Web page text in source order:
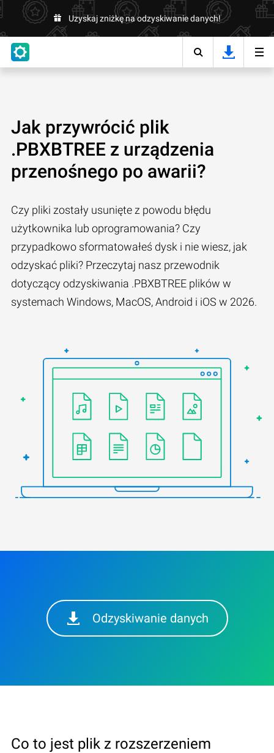
Uzyskaj zniżkę na odzyskiwanie danych!
Jak przywrócić plik
.PBXBTREE z urządzenia
przenośnego po awarii?
Czy pliki zostały usunięte z powodu błędu
użytkownika lub oprogramowania? Czy
przypadkowo sformatowałeś dysk i nie wiesz, jak
odzyskać pliki? Przeczytaj nasz przewodnik
dotyczący odzyskiwania .PBXBTREE plików w
systemach Windows, MacOS, Android i iOS w 2026.
Odzyskiwanie danych
Co to jest plik z rozszerzeniem